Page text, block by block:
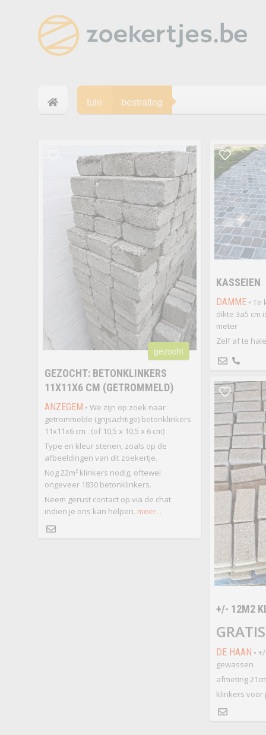
tuin bestrating
gezocht
GEZOCHT: BETONKLINKERS
11X11X6 CM (GETROMMELD)
ANZEGEM • We zijn op zoek naar
getrommelde (grijsachtige) betonklinkers
11x11x6 cm . (of 10,5 x 10,5 x 6 cm)
Type en kleur stenen, zoals op de
afbeeldingen van dit zoekertje.
Nog 22m² klinkers nodig, oftewel
ongeveer 1830 betonklinkers.
Neem gerust contact op via de chat
indien je ons kan helpen. meer...
KASSEIEN
DAMME• Te
dikte 3a5 cm
meter
Zelf af te
+/- 12M2
DE HAAN •
gewassen
afmeting
klinkers voor